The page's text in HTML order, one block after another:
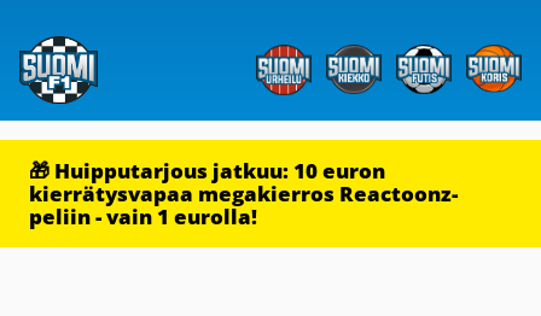
🎁 Huipputarjous jatkuu: 10 euron
kierrätysvapaa megakierros Reactoonz-
peliin - vain 1 eurolla!